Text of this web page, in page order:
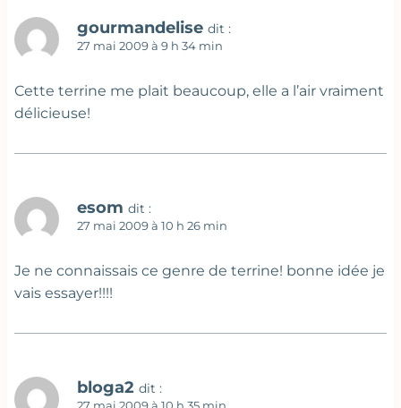
gourmandelise dit :
27 mai 2009 à 9 h 34 min
Cette terrine me plait beaucoup, elle a l’air vraiment
délicieuse!
esom dit :
27 mai 2009 à 10 h 26 min
Je ne connaissais ce genre de terrine! bonne idée je
vais essayer!!!!
bloga2 dit :